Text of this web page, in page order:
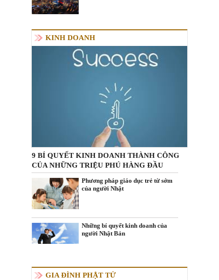
KINH DOANH
9 BÍ QUYẾT KINH DOANH THÀNH CÔNG
CỦA NHỮNG TRIỆU PHÚ HÀNG ĐẦU
Phương pháp giáo dục trẻ từ sớm
của người Nhật
Những bí quyết kinh doanh của
người Nhật Bản
GIA ĐÌNH PHẬT TỬ